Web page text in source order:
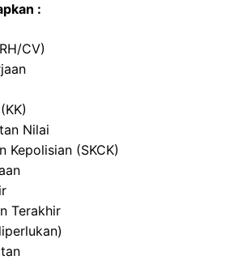
:
CV)
Nilai
Kepolisian (SKCK)
Terakhir